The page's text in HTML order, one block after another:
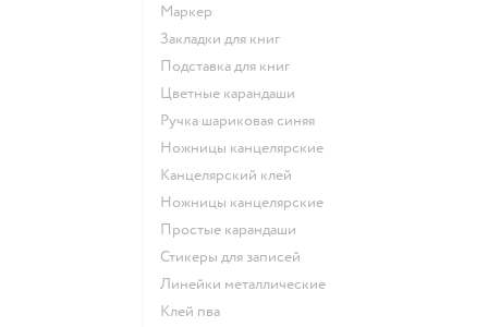
Маркер
Закладки для книг
Подставка для книг
Цветные карандаши
Ручка шариковая синяя
Ножницы канцелярские
Канцелярский клей
Ножницы канцелярские
Простые карандаши
Стикеры для записей
Линейки металлические
Клей пва